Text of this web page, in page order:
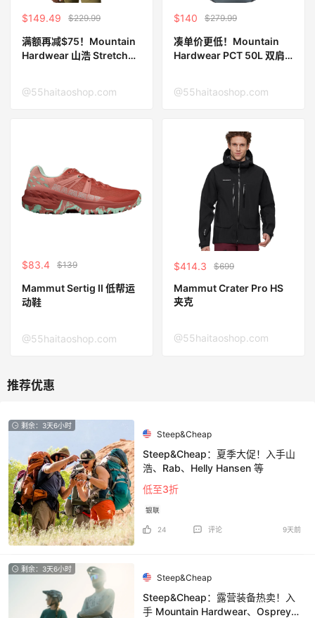
$149.49 $229.99
满额再减$75！Mountain
Hardwear 山浩 Stretch
@55haitaoshop.com
$140 $279.99
凑单价更低！Mountain
Hardwear PCT 50L 双肩
@55haitaoshop.com
$83.4 $139
Mammut Sertig II 低帮运
动鞋
@55haitaoshop.com
$414.3 $699
Mammut Crater Pro HS
夹克
@55haitaoshop.com
剩余：3天6小时
Steep&Cheap
Steep&Cheap：夏季大促！入手山
浩、Rab、Helly Hansen 等
低至3折
银联
24 评论 9天前
剩余：3天6小时
Steep&Cheap
Steep&Cheap：露营装备热卖！入
手 Mountain Hardwear、Osprey